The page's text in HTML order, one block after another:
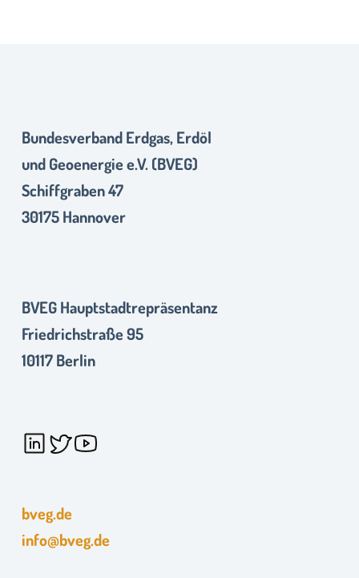
Bundesverband Erdgas, Erdöl
und Geoenergie e.V. (BVEG)
Schiffgraben 47
30175 Hannover
BVEG Hauptstadtrepräsentanz
Friedrichstraße 95
10117 Berlin
bveg.de
info@bveg.de